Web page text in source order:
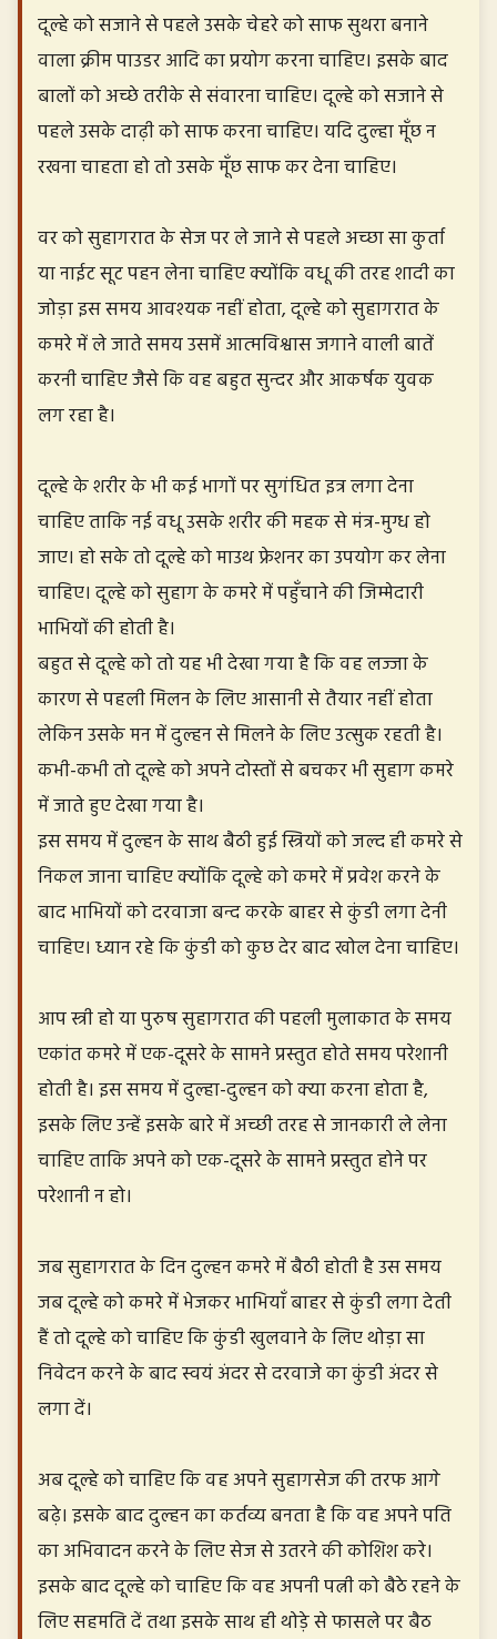
दूल्हे को सजाने से पहले उसके चेहरे को साफ सुथरा बनाने
वाला क्रीम पाउडर आदि का प्रयोग करना चाहिए। इसके बाद
बालों को अच्छे तरीके से संवारना चाहिए। दूल्हे को सजाने से
पहले उसके दाढ़ी को साफ करना चाहिए। यदि दुल्हा मूँछ न
रखना चाहता हो तो उसके मूँछ साफ कर देना चाहिए।
वर को सुहागरात के सेज पर ले जाने से पहले अच्छा सा कुर्ता
या नाईट सूट पहन लेना चाहिए क्योंकि वधू की तरह शादी का
जोड़ा इस समय आवश्यक नहीं होता, दूल्हे को सुहागरात के
कमरे में ले जाते समय उसमें आत्मविश्वास जगाने वाली बातें
करनी चाहिए जैसे कि वह बहुत सुन्दर और आकर्षक युवक
लग रहा है।
दूल्हे के शरीर के भी कई भागों पर सुगंधित इत्र लगा देना
चाहिए ताकि नई वधू उसके शरीर की महक से मंत्र-मुग्ध हो
जाए। हो सके तो दूल्हे को माउथ फ्रेशनर का उपयोग कर लेना
चाहिए। दूल्हे को सुहाग के कमरे में पहुँचाने की जिम्मेदारी
भाभियों की होती है।
बहुत से दूल्हे को तो यह भी देखा गया है कि वह लज्जा के
कारण से पहली मिलन के लिए आसानी से तैयार नहीं होता
लेकिन उसके मन में दुल्हन से मिलने के लिए उत्सुक रहती है।
कभी-कभी तो दूल्हे को अपने दोस्तों से बचकर भी सुहाग कमरे
में जाते हुए देखा गया है।
इस समय में दुल्हन के साथ बैठी हुई स्त्रियों को जल्द ही कमरे से
निकल जाना चाहिए क्योंकि दूल्हे को कमरे में प्रवेश करने के
बाद भाभियों को दरवाजा बन्द करके बाहर से कुंडी लगा देनी
चाहिए। ध्यान रहे कि कुंडी को कुछ देर बाद खोल देना चाहिए।
आप स्त्री हो या पुरुष सुहागरात की पहली मुलाकात के समय
एकांत कमरे में एक-दूसरे के सामने प्रस्तुत होते समय परेशानी
होती है। इस समय में दुल्हा-दुल्हन को क्या करना होता है,
इसके लिए उन्हें इसके बारे में अच्छी तरह से जानकारी ले लेना
चाहिए ताकि अपने को एक-दूसरे के सामने प्रस्तुत होने पर
परेशानी न हो।
जब सुहागरात के दिन दुल्हन कमरे में बैठी होती है उस समय
जब दूल्हे को कमरे में भेजकर भाभियाँ बाहर से कुंडी लगा देती
हैं तो दूल्हे को चाहिए कि कुंडी खुलवाने के लिए थोड़ा सा
निवेदन करने के बाद स्वयं अंदर से दरवाजे का कुंडी अंदर से
लगा दें।
अब दूल्हे को चाहिए कि वह अपने सुहागसेज की तरफ आगे
बढ़े। इसके बाद दुल्हन का कर्तव्य बनता है कि वह अपने पति
का अभिवादन करने के लिए सेज से उतरने की कोशिश करे।
इसके बाद दूल्हे को चाहिए कि वह अपनी पत्नी को बैठे रहने के
लिए सहमति दें तथा इसके साथ ही थोड़े से फासले पर बैठ